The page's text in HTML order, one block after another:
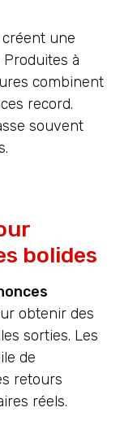
une
à
combinent
record.
souvent
bolides
obtenir des
sorties. Les
de
retours
réels.